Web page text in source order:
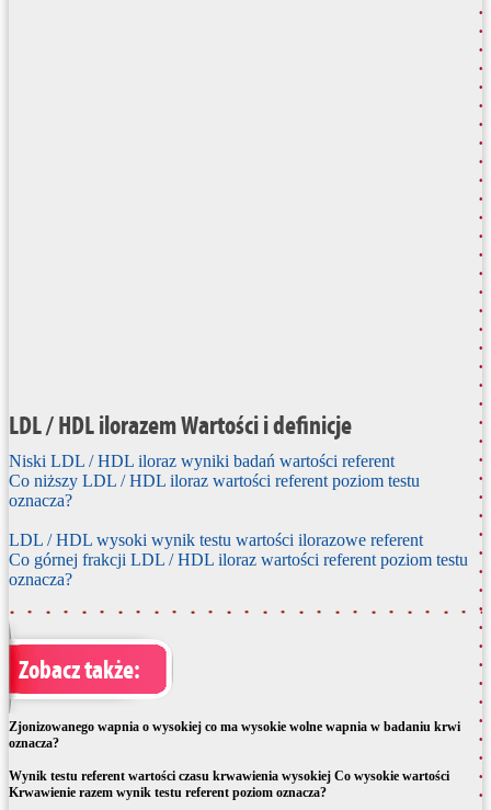
LDL / HDL ilorazem Wartości i definicje
Niski LDL / HDL iloraz wyniki badań wartości referent
Co niższy LDL / HDL iloraz wartości referent poziom testu
oznacza?
LDL / HDL wysoki wynik testu wartości ilorazowe referent
Co górnej frakcji LDL / HDL iloraz wartości referent poziom testu
oznacza?
Zobacz także:
Zjonizowanego wapnia o wysokiej co ma wysokie wolne wapnia w badaniu krwi
oznacza?
Wynik testu referent wartości czasu krwawienia wysokiej Co wysokie wartości
Krwawienie razem wynik testu referent poziom oznacza?